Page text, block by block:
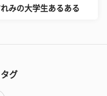
みの大学生あるある
グ